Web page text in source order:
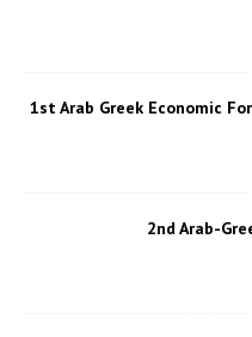
1st Arab Greek Economic
2nd Arab-